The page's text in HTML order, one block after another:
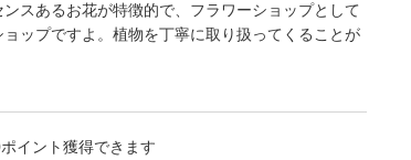
スあるお花が特徴的で、フラワーショップとして
ップですよ。植物を丁寧に取り扱ってくることが
イント獲得できます